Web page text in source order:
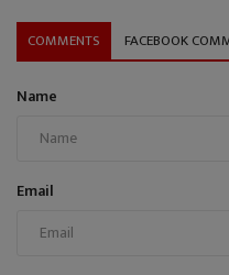
COMMENTS FACEBOOK
Name
Email